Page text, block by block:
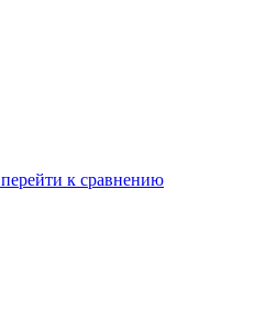
перейти к сравнению